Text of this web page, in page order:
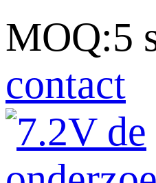
MOQ:5
contact